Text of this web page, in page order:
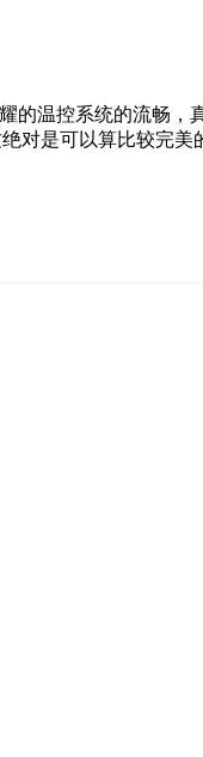
的温控系统的流畅
对是可以算比较完